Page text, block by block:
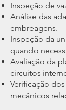
Inspeção de
Análise das
embreagens.
Inspeção da
quando
Avaliação da
circuitos
Verificação
mecânicos